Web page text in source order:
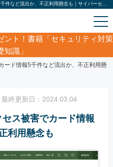
ント！書籍「セキュリティ対策
知識」
・情報漏洩ニュース
ード情報5千件など流出か、不正利用懸
終更新日：2024.03.04
ス被害でカード情報
利用懸念も